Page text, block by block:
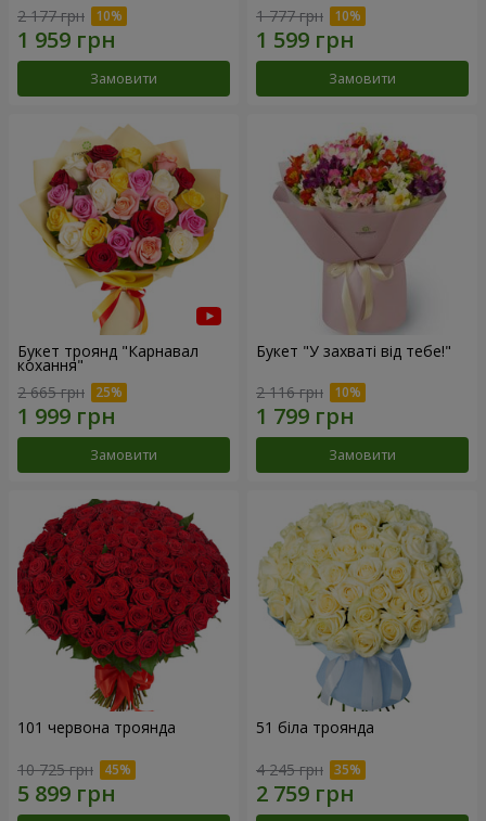
2 177 грн
Замовити
1 777 грн
Замовити
Букет троянд "Карнавал
кохання"
2 665 грн
Замовити
Букет "У захваті від тебе!"
2 116 грн
Замовити
101 червона троянда
10 725 грн
51 біла троянда
4 245 грн